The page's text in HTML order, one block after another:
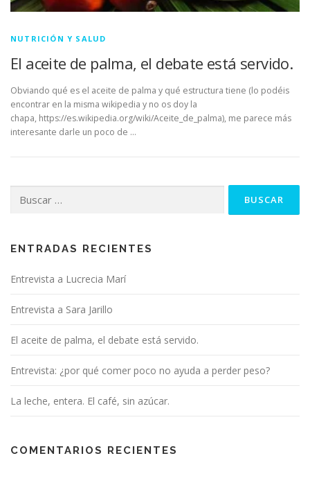
NUTRICIÓN Y SALUD
El aceite de palma, el debate está servido.
Obviando qué es el aceite de palma y qué estructura tiene (lo podéis
encontrar en la misma wikipedia y no os doy la
chapa, https://es.wikipedia.org/wiki/Aceite_de_palma), me parece más
interesante darle un poco de …
ENTRADAS RECIENTES
Entrevista a Lucrecia Marí
Entrevista a Sara Jarillo
El aceite de palma, el debate está servido.
Entrevista: ¿por qué comer poco no ayuda a perder peso?
La leche, entera. El café, sin azúcar.
COMENTARIOS RECIENTES